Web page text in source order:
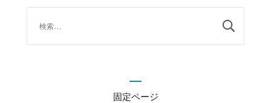
固定ページ